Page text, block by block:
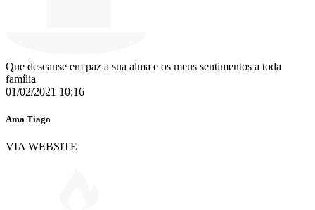
Que descanse em paz a sua alma e os meus sentimentos a toda
família
01/02/2021 10:16
Ama Tiago
VIA WEBSITE